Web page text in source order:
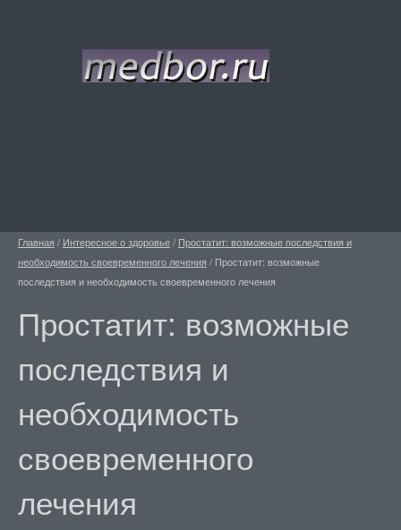
Главная / Интересное о здоровье/ Простатит: возможные последствия и
необходимость своевременного лечения / Простатит: возможные
последствия и необходимость своевременного лечения
Простатит: возможные
последствия и
необходимость
своевременного
лечения